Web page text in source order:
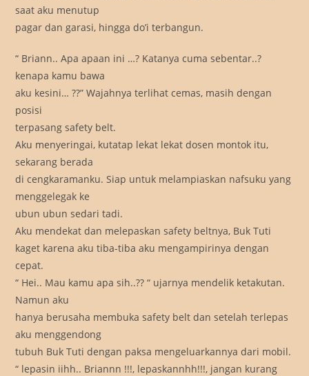
saat aku menutup
pagar dan garasi, hingga do’i terbangun.
“ Briann.. Apa apaan ini …? Katanya cuma sebentar..?
kenapa kamu bawa
aku kesini… ??” Wajahnya terlihat cemas, masih dengan
posisi
terpasang safety belt.
Aku menyeringai, kutatap lekat lekat dosen montok itu,
sekarang berada
di cengkaramanku. Siap untuk melampiaskan nafsuku yang
menggelegak ke
ubun ubun sedari tadi.
Aku mendekat dan melepaskan safety beltnya, Buk Tuti
kaget karena aku tiba-tiba aku mengampirinya dengan
cepat.
“ Hei.. Mau kamu apa sih..?? “ ujarnya mendelik ketakutan.
Namun aku
hanya berusaha membuka safety belt dan setelah terlepas
aku menggendong
tubuh Buk Tuti dengan paksa mengeluarkannya dari mobil.
“ lepasin iihh.. Briannn !!!, lepaskannhh!!!, jangan kurang